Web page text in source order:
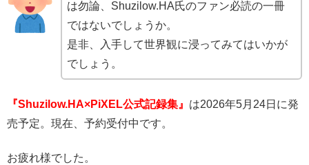
は勿論、Shuzilow.HA氏のファン必読の一冊
ではないでしょうか。
是非、入手して世界観に浸ってみてはいかが
でしょう。
『Shuzilow.HA×PiXEL公式記録集』 は2026年5月24日に発
売予定。現在、予約受付中です。
お疲れ様でした。